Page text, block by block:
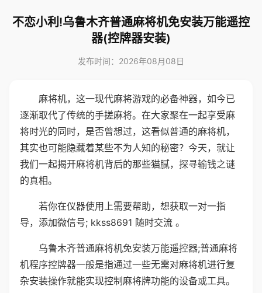
不恋小利!乌鲁木齐普通麻将机免安装万能遥控
器(控牌器安装)
发布时间：2026年08月08日
麻将机，这一现代麻将游戏的必备神器，如今已
逐渐取代了传统的手搓麻将。在大家聚在一起享受麻
将时光的同时，是否曾想过，这看似普通的麻将机，
其实也可能隐藏着某些不为人知的秘密？今天，就让
我们一起揭开麻将机背后的那些猫腻，探寻输钱之谜
的真相。
若你在仪器使用上需要帮助，想获取一对一指
导，添加微信号; kkss8691 随时交流 。
乌鲁木齐普通麻将机免安装万能遥控器;普通麻将
机程序控牌器一般是指通过一些无需对麻将机进行复
杂安装操作就能实现控制麻将牌功能的设备或工具。